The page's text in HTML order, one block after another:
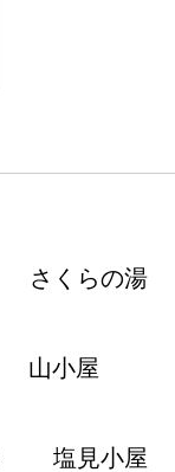
さくらの湯
山小屋
塩見小屋